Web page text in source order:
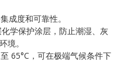
成度和可靠性。
学保护涂层，防止潮湿、灰
境。
65°C，可在极端气候条件下